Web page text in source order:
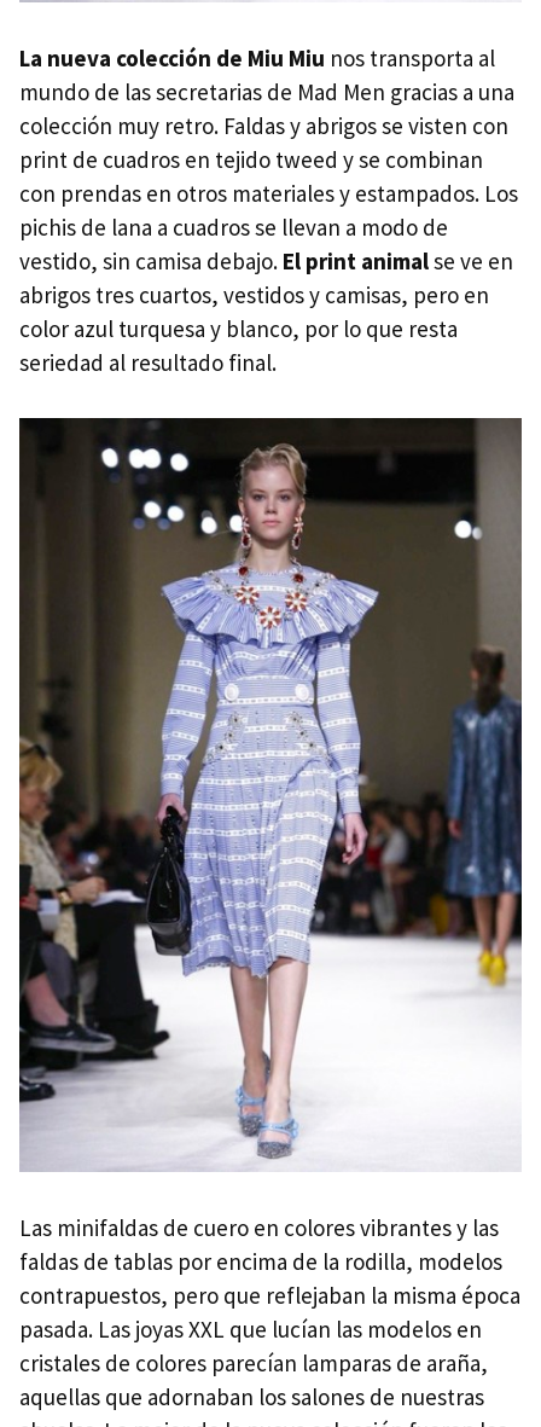
La nueva colección de Miu Miu nos transporta al
mundo de las secretarias de Mad Men gracias a una
colección muy retro. Faldas y abrigos se visten con
print de cuadros en tejido tweed y se combinan
con prendas en otros materiales y estampados. Los
pichis de lana a cuadros se llevan a modo de
vestido, sin camisa debajo. El print animalse ve en
abrigos tres cuartos, vestidos y camisas, pero en
color azul turquesa y blanco, por lo que resta
seriedad al resultado final.
Las minifaldas de cuero en colores vibrantes y las
faldas de tablas por encima de la rodilla, modelos
contrapuestos, pero que reflejaban la misma época
pasada. Las joyas XXL que lucían las modelos en
cristales de colores parecían lamparas de araña,
aquellas que adornaban los salones de nuestras